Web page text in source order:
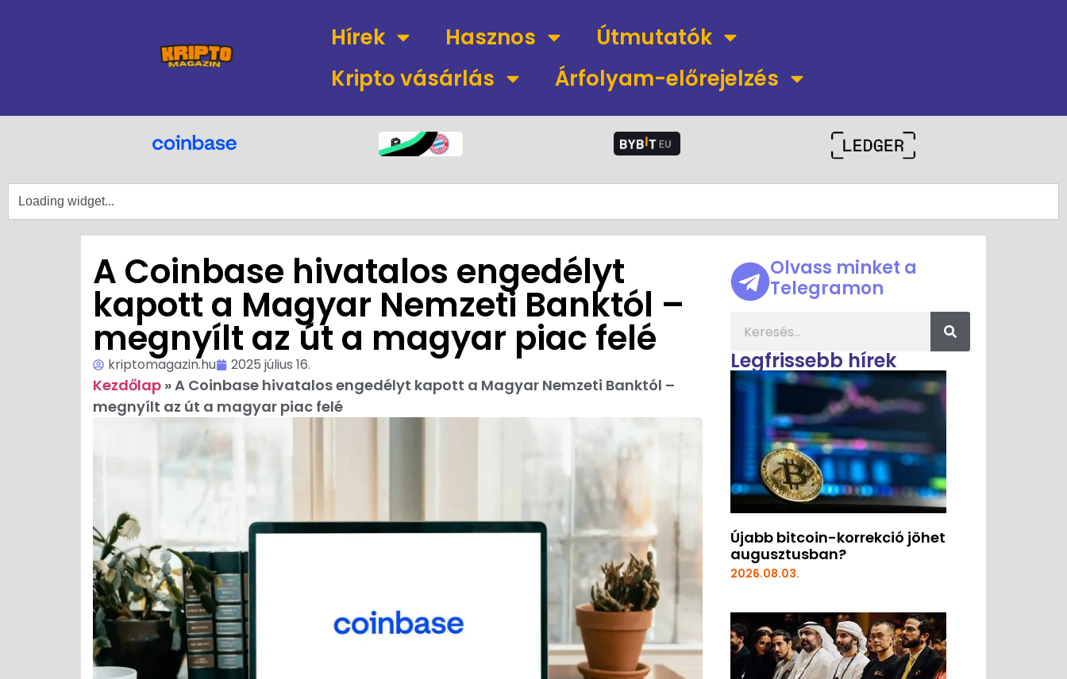
Hírek Hasznos
Útmutatók
Kripto vásárlás
Árfolyam-előrejelzés
A Coinbase hivatalos engedélyt
kapott a Magyar Nemzeti Banktól –
megnyílt az út a magyar piac felé
kriptomagazin.hu 2025 július 16.
Kezdőlap »A Coinbase hivatalos engedélyt kapott a Magyar Nemzeti Banktól –
megnyílt az út a magyar piac felé
Olvass minket a
Telegramon
Legfrissebb hírek
Újabb bitcoin-korrekció jöhet
augusztusban?
2026.08.03.